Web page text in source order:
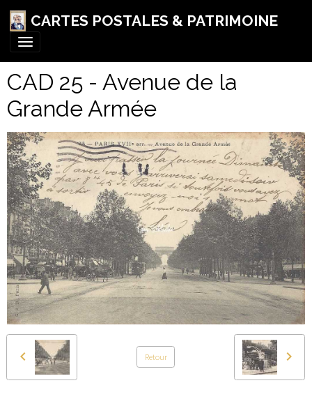
CARTES POSTALES & PATRIMOINE
CAD 25 - Avenue de la
Grande Armée
Retour